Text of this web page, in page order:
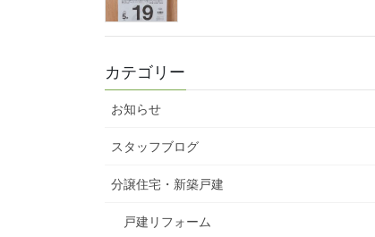
カテゴリー
お知らせ
スタッフブログ
分譲住宅・新築戸建
戸建リフォーム